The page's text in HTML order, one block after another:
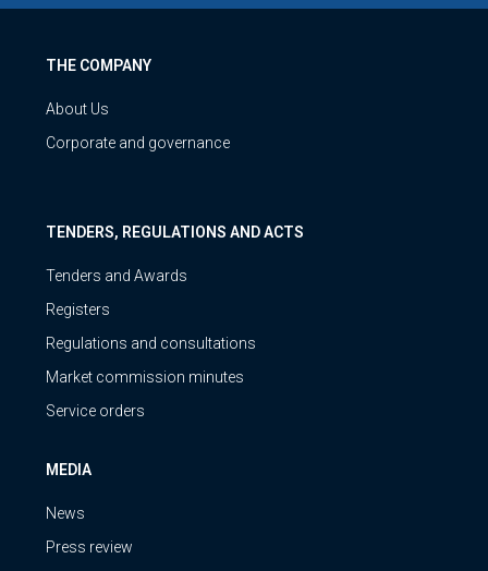
THE COMPANY
About Us
Corporate and governance
TENDERS, REGULATIONS AND ACTS
Tenders and Awards
Registers
Regulations and consultations
Market commission minutes
Service orders
MEDIA
News
Press review